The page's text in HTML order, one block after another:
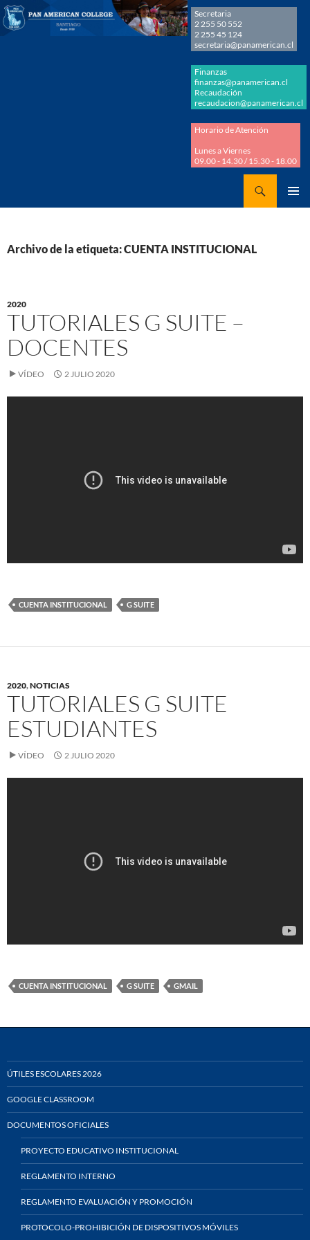
Secretaria
2 255 50 552
2 255 45 124
secretaria@panamerican.cl
Finanzas
finanzas@panamerican.cl
Recaudación
recaudacion@panamerican.cl
Horario de Atención
Lunes a Viernes
09.00 - 14.30 / 15.30 - 18.00
Archivo de la etiqueta: CUENTA INSTITUCIONAL
2020
TUTORIALES G SUITE –
DOCENTES
VÍDEO 2 JULIO 2020
CUENTA INSTITUCIONAL G SUITE
2020,NOTICIAS
TUTORIALES G SUITE
ESTUDIANTES
VÍDEO 2 JULIO 2020
CUENTA INSTITUCIONAL G SUITE GMAIL
ÚTILES ESCOLARES 2026
GOOGLE CLASSROOM
DOCUMENTOS OFICIALES
PROYECTO EDUCATIVO INSTITUCIONAL
REGLAMENTO INTERNO
REGLAMENTO EVALUACIÓN Y PROMOCIÓN
PROTOCOLO-PROHIBICIÓN DE DISPOSITIVOS MÓVILES